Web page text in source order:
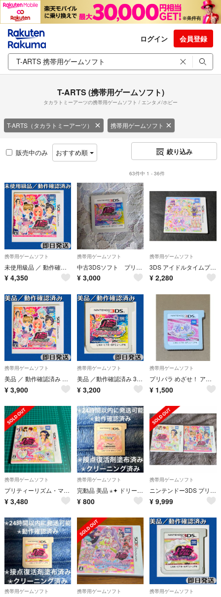
ログイン 会員登録
T-ARTS (携帯用ゲームソフト)
タカラトミーアーツの携帯用ゲームソフト / エンタメ/ホビー
T-ARTS（タカラトミーアーツ） 携帯用ゲームソフト
販売中のみ おすすめ順 絞り込み
63件中 1 - 36件
携帯用ゲームソフト
未使用級品 ／ 動作確認済み 3DSソフト プリティーリズム・レインボーライブ きらきらマイデザイン ケース付 即日発送
¥ 4,350
携帯用ゲームソフト
中古3DSソフト プリティーリズム・レインボーライブ・きらきらマイ☆デザイン
¥ 3,000
携帯用ゲームソフト
3DS アイドルタイムプリパラ 夢オールスターライブ!
¥ 2,280
携帯用ゲームソフト
美品 ／ 動作確認済み 3DSソフト プリティーリズム・レインボーライブ・きらきらマイ☆デザイン ケース付 即日発送
¥ 3,900
携帯用ゲームソフト
美品 ／動作確認済み 3DSソフト プリティーリズム・レインボーライブ きらきら
¥ 3,200
携帯用ゲームソフト
プリパラ めざせ！ アイドル☆グランプリNo.1！ ソフトのみ
¥ 1,500
携帯用ゲームソフト
プリティーリズム・マイ☆デコレインボーウエディング
¥ 3,480
携帯用ゲームソフト
完動品 美品 ⋆✦ ドリームガール プルミエ 3DS カセット
¥ 800
携帯用ゲームソフト
ニンテンドー3DS プリティーリズム 動作確認済
¥ 9,999
携帯用ゲームソフト 携帯用ゲームソフト 携帯用ゲームソフト